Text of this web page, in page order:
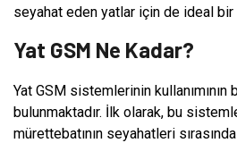
seyahat eden yatlar için de ideal
Yat GSM Ne Kadar?
Yat GSM sistemlerinin kullanımının
bulunmaktadır. İlk olarak, bu
mürettebatının seyahatleri